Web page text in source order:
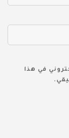
في هذا